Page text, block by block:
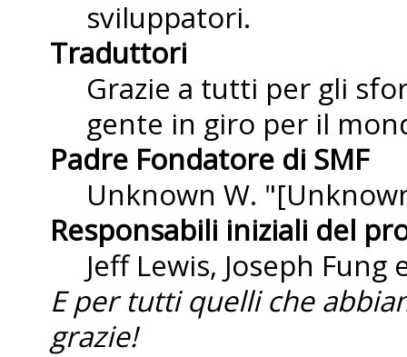
sviluppatori.
Traduttori
Grazie a tutti per gli
gente in giro per il
Padre Fondatore di SMF
Unknown W.
Responsabili iniziali del
Jeff Lewis, Joseph
E per tutti quelli che
grazie!